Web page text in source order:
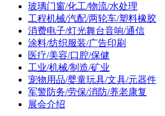
玻璃门窗/化工/物流/水处理
工程机械/汽配/两轮车/塑料橡胶
消费电子/灯光舞台音响/通信
涂料/纺织服装/广告印刷
医疗/美容/口腔/保健
工业/机械/制造/矿业
宠物用品/婴童玩具/文具/元器件
军警防务/劳保/消防/养老康复
展会介绍